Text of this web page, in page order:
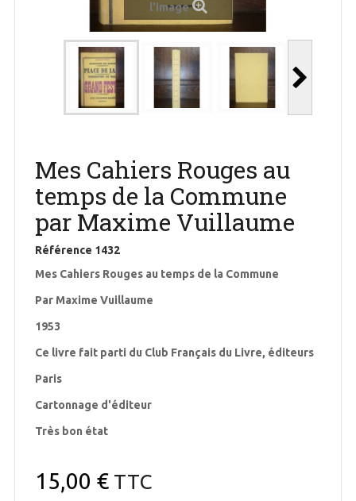
l'image
Mes Cahiers Rouges au
temps de la Commune
par Maxime Vuillaume
Référence 1432
Mes Cahiers Rouges au temps de la Commune
Par Maxime Vuillaume
1953
Ce livre fait parti du Club Français du Livre, éditeurs
Paris
Cartonnage d'éditeur
Très bon état
15,00 €TTC